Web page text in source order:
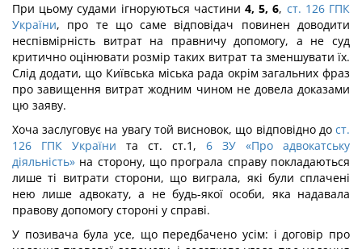
При цьому судами ігноруються частини 4, 5, 6, ст. 126 ГПК
України, про те що саме відповідач повинен доводити
неспівмірність витрат на правничу допомогу, а не суд
критично оцінювати розмір таких витрат та зменшувати їх.
Слід додати, що Київська міська рада окрім загальних фраз
про завищення витрат жодним чином не довела доказами
цю заяву.
Хоча заслуговує на увагу той висновок, що відповідно до ст.
126 ГПК України та ст. ст.1, 6 ЗУ «Про адвокатську
діяльність» на сторону, що програла справу покладаються
лише ті витрати сторони, що виграла, які були сплачені
нею лише адвокату, а не будь-якої особи, яка надавала
правову допомогу стороні у справі.
У позивача була усе, що передбачено усім: і договір про